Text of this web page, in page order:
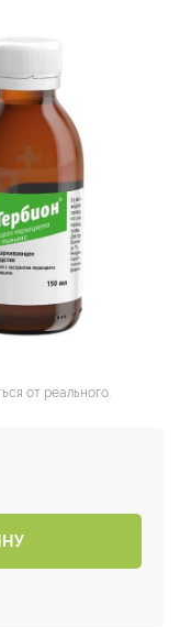
от реального.